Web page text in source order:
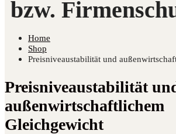
Home
Shop
Preisniveaustabilität und
Preisniveaustabilität
außenwirtschaftlichem
Gleichgewicht